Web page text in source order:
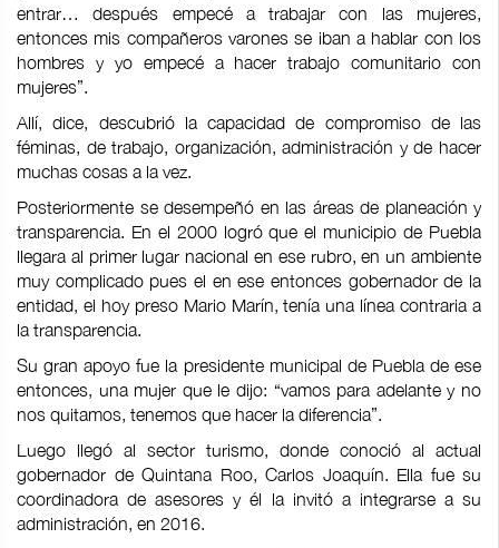
entrar… después empecé a trabajar con las mujeres,
entonces mis compañeros varones se iban a hablar con los
hombres y yo empecé a hacer trabajo comunitario con
mujeres”.
Allí, dice, descubrió la capacidad de compromiso de las
féminas, de trabajo, organización, administración y de hacer
muchas cosas a la vez.
Posteriormente se desempeñó en las áreas de planeación y
transparencia. En el 2000 logró que el municipio de Puebla
llegara al primer lugar nacional en ese rubro, en un ambiente
muy complicado pues el en ese entonces gobernador de la
entidad, el hoy preso Mario Marín, tenía una línea contraria a
la transparencia.
Su gran apoyo fue la presidente municipal de Puebla de ese
entonces, una mujer que le dijo: “vamos para adelante y no
nos quitamos, tenemos que hacer la diferencia”.
Luego llegó al sector turismo, donde conoció al actual
gobernador de Quintana Roo, Carlos Joaquín. Ella fue su
coordinadora de asesores y él la invitó a integrarse a su
administración, en 2016.